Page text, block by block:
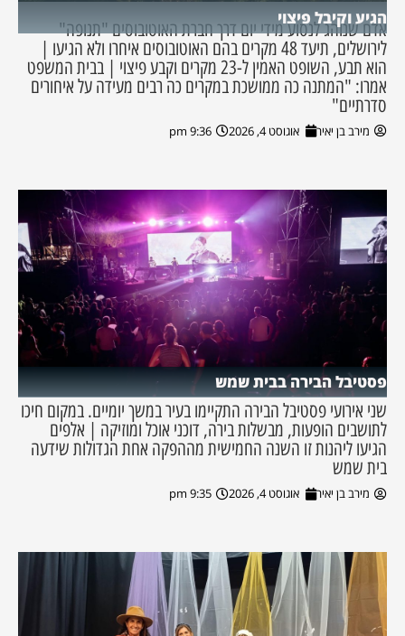
הגיע וקיבל פיצוי
אדם שנוהג לנסוע מידי יום דרך חברת האוטובוסים "תנופה"
לירושלים, תיעד 48 מקרים בהם האוטובוסים איחרו ולא הגיעו |
הוא תבע, השופט האמין ל-23 מקרים וקבע פיצוי | בבית המשפט
אמרו: "המתנה כה ממושכת במקרים כה רבים מעידה על איחורים
סדרתיים"
מירב בן יאיר אוגוסט 4, 2026 9:36 pm
פסטיבל הבירה בבית שמש
שני אירועי פסטיבל הבירה התקיימו בעיר במשך יומיים. במקום חיכו
לתושבים הופעות, מבשלות בירה, דוכני אוכל ומוזיקה | אלפים
הגיעו ליהנות זו השנה החמישית מההפקה אחת הגדולות שידעה
בית שמש
מירב בן יאיר אוגוסט 4, 2026 9:35 pm